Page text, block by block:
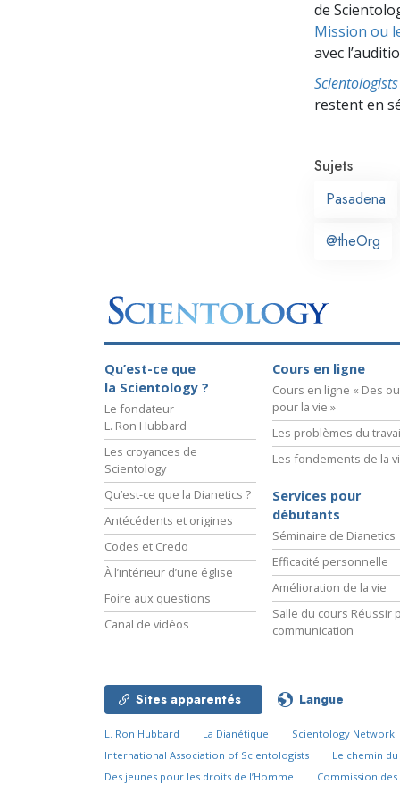
de
Mission ou
avec
restent en
Sujets
Pasadena
@theOrg
Qu’est-ce que
la Scientology ?
Le fondateur
L. Ron Hubbard
Les croyances de
Scientology
Qu’est-ce que la Dianetics ?
Antécédents et origines
Codes et Credo
À l’intérieur d’une église
Foire aux questions
Canal de vidéos
Cours en ligne
Cours en ligne « Des
pour la vie »
Les problèmes du
Les fondements de la
Services pour
débutants
Séminaire de Dianetics
Efficacité personnelle
Amélioration de la vie
Salle du cours Réussir
communication
Sites apparentés Langue
L. Ron Hubbard La Dianétique
Scientology Network
International Association of Scientologists
Le chemin
Des jeunes pour les droits de l’Homme
Commission